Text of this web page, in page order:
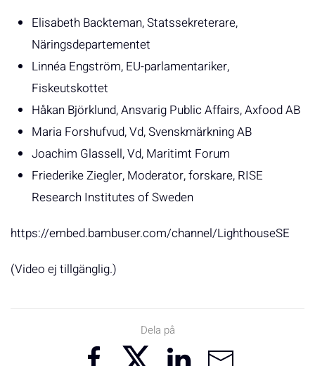
Elisabeth Backteman, Statssekreterare,
Näringsdepartementet
Linnéa Engström, EU-parlamentariker,
Fiskeutskottet
Håkan Björklund, Ansvarig Public Affairs, Axfood AB
Maria Forshufvud, Vd, Svenskmärkning AB
Joachim Glassell, Vd, Maritimt Forum
Friederike Ziegler, Moderator, forskare, RISE
Research Institutes of Sweden
https://embed.bambuser.com/channel/LighthouseSE
(Video ej tillgänglig.)
Dela på